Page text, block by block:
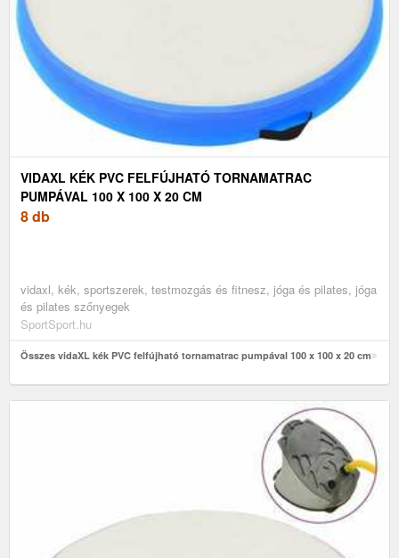
VIDAXL KÉK PVC FELFÚJHATÓ TORNAMATRAC
PUMPÁVAL 100 X 100 X 20 CM
8 db
vidaxl, kék, sportszerek, testmozgás és fitnesz, jóga és pilates, jóga
és pilates szőnyegek
SportSport.hu
Összes vidaXL kék PVC felfújható tornamatrac pumpával 100 x 100 x 20 cm